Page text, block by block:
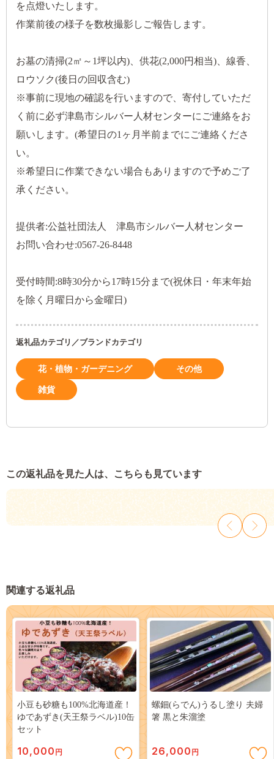
を点燈いたします。
作業前後の様子を数枚撮影しご報告します。
お墓の清掃(2㎡～1坪以内)、供花(2,000円相当)、線香、
ロウソク(後日の回収含む)
※事前に現地の確認を行いますので、寄付していただ
く前に必ず津島市シルバー人材センターにご連絡をお
願いします。(希望日の1ヶ月半前までにご連絡くださ
い。
※希望日に作業できない場合もありますので予めご了
承ください。
提供者:公益社団法人 津島市シルバー人材センター
お問い合わせ:0567-26-8448
受付時間:8時30分から17時15分まで(祝休日・年末年始
を除く月曜日から金曜日)
返礼品カテゴリ／ブランドカテゴリ
花・植物・ガーデニング その他
雑貨
この返礼品を見た人は、こちらも見ています
関連する返礼品
小豆も砂糖も100%北海道産！
ゆであずき(天王祭ラベル)10缶
セット
10,000 円
螺鈿(らでん)うるし塗り 夫婦
箸 黒と朱溜塗
26,000 円